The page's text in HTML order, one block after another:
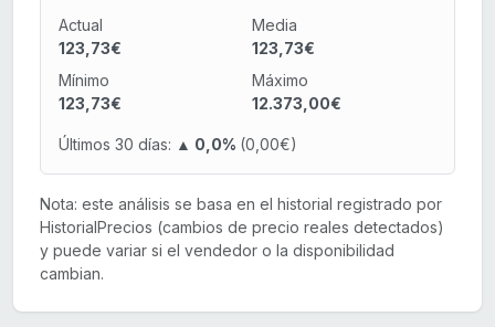
Actual
123,73€
Media
123,73€
Mínimo
123,73€
Máximo
12.373,00€
Últimos 30 días: ▲ 0,0% (0,00€)
Nota: este análisis se basa en el historial registrado por
HistorialPrecios (cambios de precio reales detectados)
y puede variar si el vendedor o la disponibilidad
cambian.